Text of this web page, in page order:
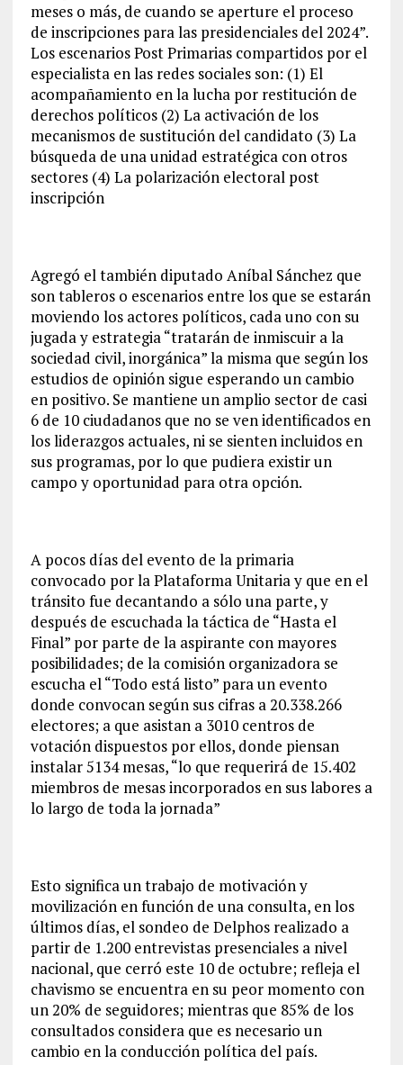
meses o más, de cuando se aperture el proceso
de inscripciones para las presidenciales del 2024”.
Los escenarios Post Primarias compartidos por el
especialista en las redes sociales son: (1) El
acompañamiento en la lucha por restitución de
derechos políticos (2) La activación de los
mecanismos de sustitución del candidato (3) La
búsqueda de una unidad estratégica con otros
sectores (4) La polarización electoral post
inscripción
Agregó el también diputado Aníbal Sánchez que
son tableros o escenarios entre los que se estarán
moviendo los actores políticos, cada uno con su
jugada y estrategia “tratarán de inmiscuir a la
sociedad civil, inorgánica” la misma que según los
estudios de opinión sigue esperando un cambio
en positivo. Se mantiene un amplio sector de casi
6 de 10 ciudadanos que no se ven identificados en
los liderazgos actuales, ni se sienten incluidos en
sus programas, por lo que pudiera existir un
campo y oportunidad para otra opción.
A pocos días del evento de la primaria
convocado por la Plataforma Unitaria y que en el
tránsito fue decantando a sólo una parte, y
después de escuchada la táctica de “Hasta el
Final” por parte de la aspirante con mayores
posibilidades; de la comisión organizadora se
escucha el “Todo está listo” para un evento
donde convocan según sus cifras a 20.338.266
electores; a que asistan a 3010 centros de
votación dispuestos por ellos, donde piensan
instalar 5134 mesas, “lo que requerirá de 15.402
miembros de mesas incorporados en sus labores a
lo largo de toda la jornada”
Esto significa un trabajo de motivación y
movilización en función de una consulta, en los
últimos días, el sondeo de Delphos realizado a
partir de 1.200 entrevistas presenciales a nivel
nacional, que cerró este 10 de octubre; refleja el
chavismo se encuentra en su peor momento con
un 20% de seguidores; mientras que 85% de los
consultados considera que es necesario un
cambio en la conducción política del país.